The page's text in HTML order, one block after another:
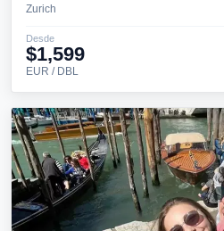
Zurich
Desde
$1,599
EUR / DBL